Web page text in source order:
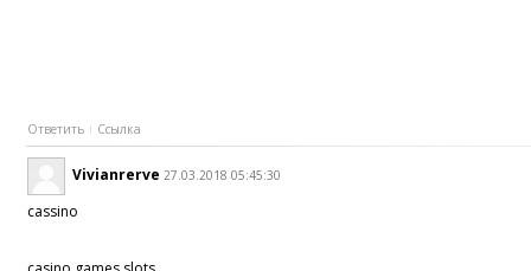
Ответить Ссылка
Vivianrerve 27.03.2018 05:45:30
cassino